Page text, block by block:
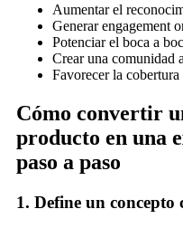
Aumentar el
Generar engagement
Potenciar el boca a
Crear una comunidad
Favorecer la
Cómo convertir
producto en una
paso a paso
1. Define un